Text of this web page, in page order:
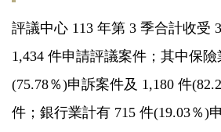
評議中心 113 年第 3 季合計收受
1,434 件申請評議案件；其中保險
(75.78％)申訴案件及 1,180 件
件；銀行業計有 715 件(19.03％)